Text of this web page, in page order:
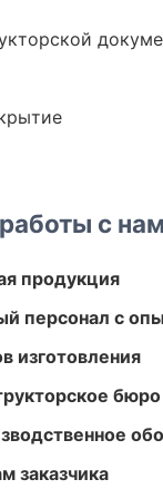
с
продукция
персонал с
изготовления
бюро
заказчика